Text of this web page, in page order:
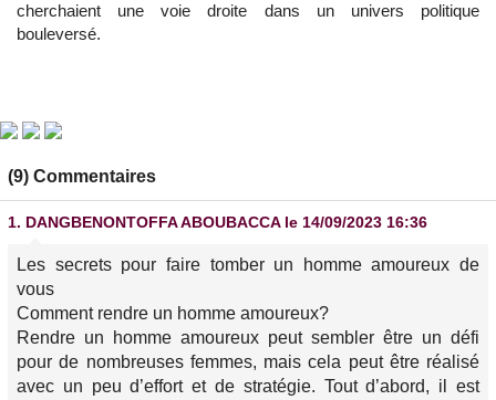
cherchaient une voie droite dans un univers politique
bouleversé.
(9) Commentaires
1. DANGBENONTOFFA ABOUBACCA le 14/09/2023 16:36
Les secrets pour faire tomber un homme amoureux de
vous
Comment rendre un homme amoureux?
Rendre un homme amoureux peut sembler être un défi
pour de nombreuses femmes, mais cela peut être réalisé
avec un peu d’effort et de stratégie. Tout d’abord, il est